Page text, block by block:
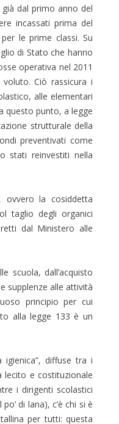
dal primo anno del
incassati prima del
le prime classi. Su
di Stato che hanno
operativa nel 2011
Ciò rassicura i
alle elementari
questo punto, a legge
strutturale della
preventivati come
stati reinvestiti nella
ovvero la cosiddetta
taglio degli organici
dal Ministero alle
scuola, dall’acquisto
supplenze alle attività
principio per cui
alla legge 133 è un
diffuse tra i
lecito e costituzionale
i dirigenti scolastici
di lana), c’è chi si è
per tutti: questa